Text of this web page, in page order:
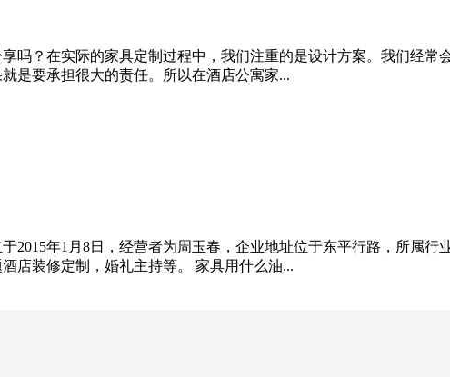
吗？在实际的家具定制过程中，我们注重的是设计方案。我们经
是要承担很大的责任。所以在酒店公寓家...
2015年1月8日，经营者为周玉春，企业地址位于东平行路，所属
店装修定制，婚礼主持等。 家具用什么油...